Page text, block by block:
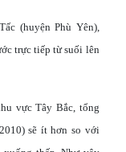
(huyện Phù Yên),
trực tiếp từ suối lên
vực Tây Bắc, tổng
sẽ ít hơn so với